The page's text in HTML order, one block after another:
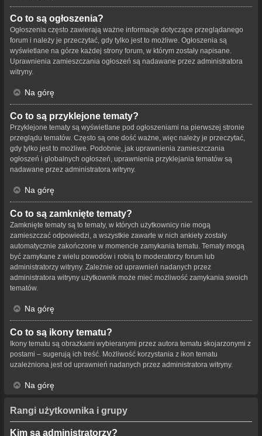
Co to są ogłoszenia?
Ogłoszenia często zawierają ważne informacje dotyczące przeglądanego
forum i należy je przeczytać, gdy tylko jest to możliwe. Ogłoszenia są
wyświetlane na górze każdej strony forum, w którym zostały napisane.
Uprawnienia zamieszczania ogłoszeń są nadawane przez administratora
witryny.
Na górę
Co to są przyklejone tematy?
Przyklejone tematy są wyświetlane pod ogłoszeniami na pierwszej stronie
przeglądu tematów. Często są one dość ważne, więc należy je przeczytać,
gdy tylko jest to możliwe. Podobnie, jak uprawnienia zamieszczania
ogłoszeń i globalnych ogłoszeń, uprawnienia przyklejania tematów są
nadawane przez administratora witryny.
Na górę
Co to są zamknięte tematy?
Zamknięte tematy są to tematy, w których użytkownicy nie mogą
zamieszczać odpowiedzi, a wszystkie zawarte w nich ankiety zostały
automatycznie zakończone w momencie zamykania tematu. Tematy mogą
być zamykane z wielu powodów i robią to moderatorzy forum lub
administratorzy witryny. Zależnie od uprawnień nadanych przez
administratora witryny użytkownik może mieć możliwość zamykania swoich
tematów.
Na górę
Co to są ikony tematu?
Ikony tematu są obrazkami wybieranymi przez autora tematu skojarzonymi z
postami – sugerują ich treść. Możliwość korzystania z ikon tematu
uzależniona jest od uprawnień nadanych przez administratora witryny.
Na górę
Rangi użytkownika i grupy
Kim są administratorzy?